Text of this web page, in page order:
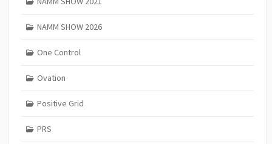
NAMM SHOW 2026
One Control
Ovation
Positive Grid
PRS